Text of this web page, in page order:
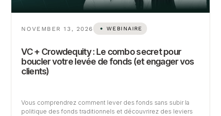
NOVEMBER 13, 2026 WEBINAIRE
VC + Crowdequity : Le combo secret pour
boucler votre levée de fonds (et engager vos
clients)
Vous comprendrez comment lever des fonds sans subir la
politique des fonds traditionnels et découvrirez des leviers